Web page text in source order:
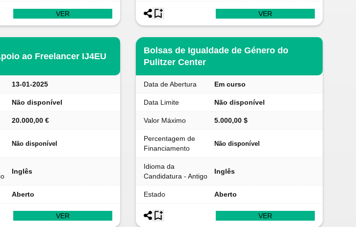
VER VER
ao Freelancer IJ4EU
13-01-2025
Não disponível
20.000,00 €
Não disponível
Inglês
Aberto
VER
Bolsas de Igualdade de Género do
Pulitzer Center
Data de Abertura Em curso
Data Limite Não disponível
Valor Máximo 5.000,00 $
Percentagem de
Financiamento
Não disponível
Idioma da
Candidatura - Antigo
Inglês
Estado Aberto
VER